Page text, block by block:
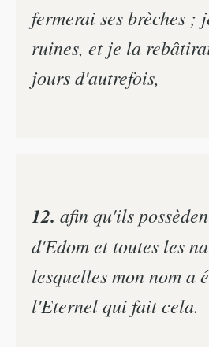
fermerai ses brèches ;
ruines, et je la
jours d'autrefois,
12. afin qu'ils
d'Edom et toutes les
lesquelles mon nom a
l'Eternel qui fait cela.